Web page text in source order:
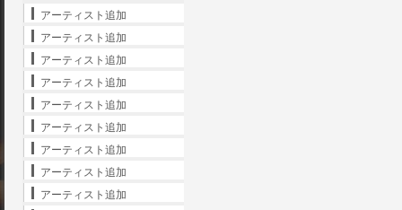
アーティスト追加
アーティスト追加
アーティスト追加
アーティスト追加
アーティスト追加
アーティスト追加
アーティスト追加
アーティスト追加
アーティスト追加